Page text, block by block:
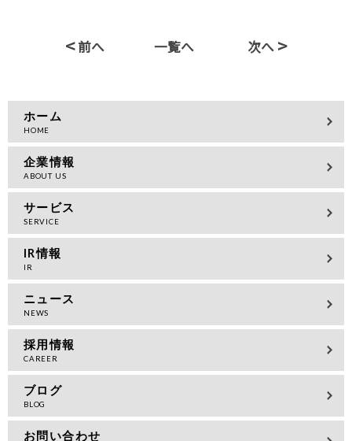
<前へ 一覧へ 次へ >
ホーム
企業情報
サービス
IR情報
ニュース
採用情報
ブログ
お問い合わせ